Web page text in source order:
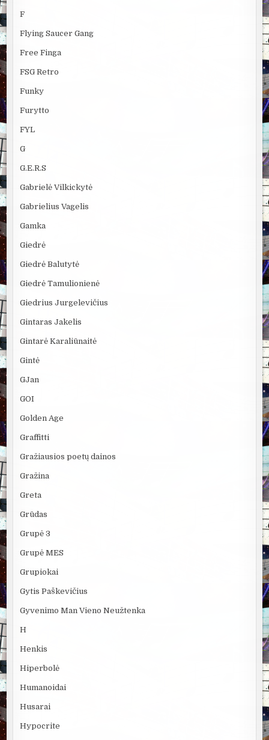
F
Flying Saucer Gang
Free Finga
FSG Retro
Funky
Furytto
FYL
G
G.E.R.S
Gabrielė Vilkickytė
Gabrielius Vagelis
Gamka
Giedrė
Giedrė Balutytė
Giedrė Tamulionienė
Giedrius Jurgelevičius
Gintaras Jakelis
Gintarė Karaliūnaitė
Gintė
GJan
GOI
Golden Age
Graffitti
Gražiausios poetų dainos
Gražina
Greta
Grūdas
Grupė 3
Grupė MES
Grupiokai
Gytis Paškevičius
Gyvenimo Man Vieno Neužtenka
H
Henkis
Hiperbolė
Humanoidai
Husarai
Hypocrite